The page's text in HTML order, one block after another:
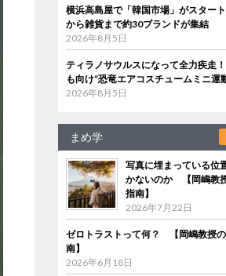
横浜高島屋で「韓国市場」がスター
から雑貨まで約30ブランドが集結
2026年8月5日
ティラノサウルスになって全力疾走
も向け“恐竜エアコスチュームミニ運
2026年8月5日
まめ学
写真に埋まっている位
かないのか 【岡嶋教
指南】
2026年7月22日
ゼロトラストって何？ 【岡嶋教授
南】
2026年6月18日